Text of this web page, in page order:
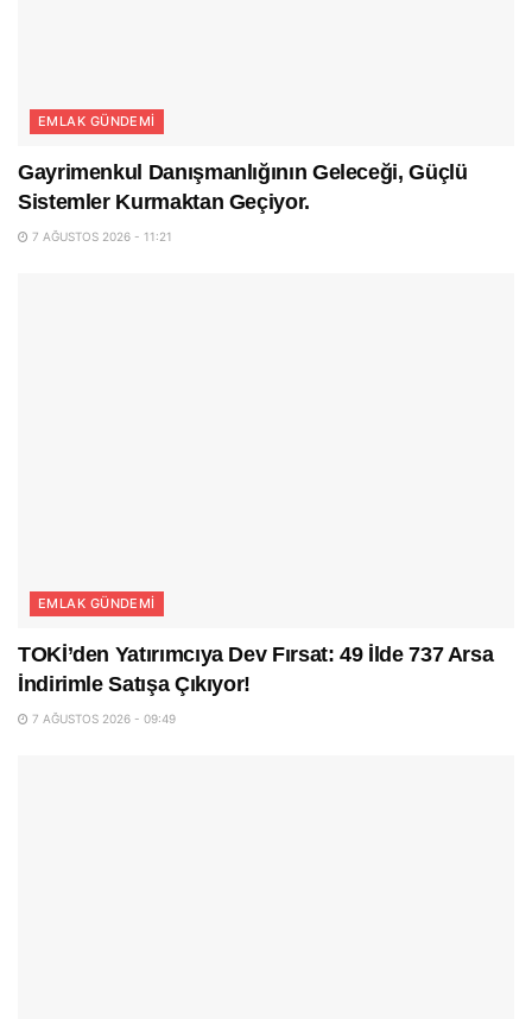
EMLAK GÜNDEMI
Gayrimenkul Danışmanlığının Geleceği, Güçlü
Sistemler Kurmaktan Geçiyor.
7 AĞUSTOS 2026 - 11:21
EMLAK GÜNDEMI
TOKİ’den Yatırımcıya Dev Fırsat: 49 İlde 737 Arsa
İndirimle Satışa Çıkıyor!
7 AĞUSTOS 2026 - 09:49